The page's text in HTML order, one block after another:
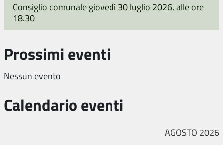
Consiglio comunale giovedì 30 luglio 2026, alle ore
18.30
Prossimi eventi
Nessun evento
Calendario eventi
AGOSTO 2026